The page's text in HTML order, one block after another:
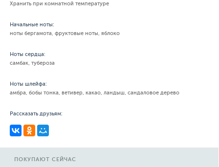
Хранить при комнатной температуре
Начальные ноты:
ноты бергамота, фруктовые ноты, яблоко
Ноты сердца:
самбак, тубероза
Ноты шлейфа:
амбра, бобы тонка, ветивер, какао, ландыш, сандаловое дерево
Рассказать друзьям:
ПОКУПАЮТ СЕЙЧАС